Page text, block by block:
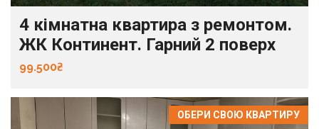
4 кімнатна квартира з ремонтом.
ЖК Континент. Гарний 2 поверх
99.500₴
ОБЕРИ СВОЮ КВАРТИРУ